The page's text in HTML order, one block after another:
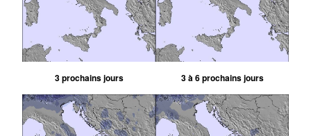
3 prochains jours 3 à 6 prochains jours